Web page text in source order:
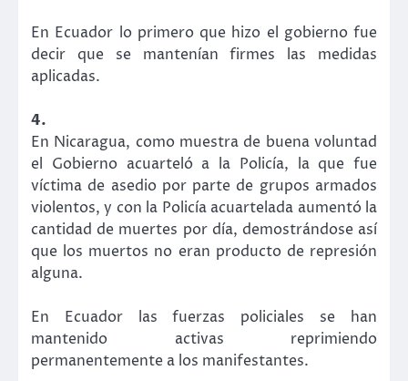
En Ecuador lo primero que hizo el gobierno fue
decir que se mantenían firmes las medidas
aplicadas.
4.
En Nicaragua, como muestra de buena voluntad
el Gobierno acuarteló a la Policía, la que fue
víctima de asedio por parte de grupos armados
violentos, y con la Policía acuartelada aumentó la
cantidad de muertes por día, demostrándose así
que los muertos no eran producto de represión
alguna.
En Ecuador las fuerzas policiales se han
mantenido activas reprimiendo
permanentemente a los manifestantes.